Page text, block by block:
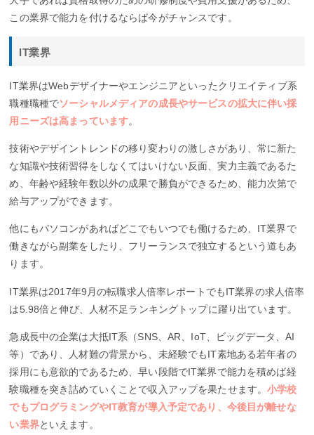
この業界で能力を付けるならば今がチャンスです。
IT業界
IT業界はWebデザイナーやエンジニアといったクリエイティブ系
職種職種でソーシャルメディアの成長やサービスの拡大に伴い採
用ニーズは高まっています。
技術やデザイントレンドの移り変わりの激しさがあり、常に新た
な知識や技術習得をしなくてはいけない反面、実力主義であるた
め、年齢や経験年数以外の成果で勝負ができるため、能力次第で
給与アップができます。
他にもパソコンがあればどこでもいつでも働けるため、IT業界で
働きながら副業をしたり、フリーランスで独立するという道もあ
ります。
IT業界は2017年9月の転職求人倍率レポートでもIT業界の求人倍率
は5.98倍と伸び、人材不足ランキングトップに躍り出ています。
急成長中の企業は大抵IT系（SNS、AR、IoT、ビッグデータ、AI
等）であり、人材難の背景から、未経験でもIT素地ある若年者の
採用にも意欲的であるため、早い段階でIT業界で能力を積めば経
験職種を突き詰めていくことで収入アップを果たせます。小学校
でもプログラミングやIT教育が導入予定であり、今後目が離せな
い業界といえます。